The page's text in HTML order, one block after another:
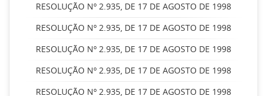
RESOLUÇÃO Nº 2.935, DE 17 DE AGOSTO DE 1998
RESOLUÇÃO Nº 2.935, DE 17 DE AGOSTO DE 1998
RESOLUÇÃO Nº 2.935, DE 17 DE AGOSTO DE 1998
RESOLUÇÃO Nº 2.935, DE 17 DE AGOSTO DE 1998
RESOLUÇÃO Nº 2.935, DE 17 DE AGOSTO DE 1998